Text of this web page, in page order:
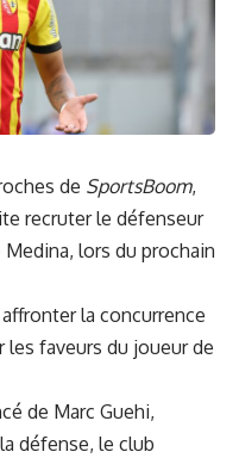
de SportsBoom,
recruter le défenseur
Medina, lors du prochain
la concurrence
les faveurs du joueur de
de Marc Guehi,
défense, le club